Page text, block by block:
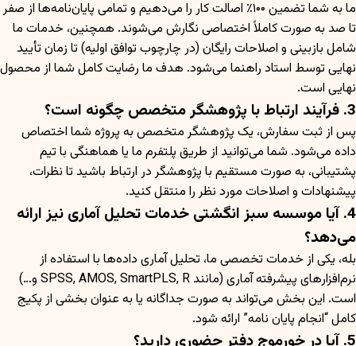
ما به شما تضمین ۱۰۰٪ اصالت کار را می‌دهیم و تمامی پایان‌نامه‌ها از صفر
تا صد به صورت کاملاً اختصاصی نگارش می‌شوند. همچنین، خدمات ما
شامل بازبینی و اصلاحات رایگان (در چارچوب توافق اولیه) تا زمان تأیید
نهایی توسط استاد راهنما می‌شود. هدف ما رضایت کامل شما از محصول
نهایی است.
3. فرآیند ارتباط با پژوهشگر متخصص چگونه است؟
پس از ثبت سفارش، یک پژوهشگر متخصص به پروژه شما اختصاص
داده می‌شود. شما می‌توانید از طریق پلتفرم ما یا هماهنگی با تیم
پشتیبانی، به صورت مستقیم با پژوهشگر در ارتباط باشید تا نظرات،
پیشنهادات و اصلاحات مورد نظر را منتقل کنید.
4. آیا موسسه سبز انگشتی خدمات تحلیل آماری نیز ارائه
می‌دهد؟
بله، یکی از خدمات تخصصی ما، تحلیل آماری داده‌ها با استفاده از
نرم‌افزارهای پیشرفته آماری (مانند SPSS, AMOS, SmartPLS, R و…)
است. این بخش می‌تواند به صورت جداگانه یا به عنوان بخشی از پکیج
کامل “انجام پایان نامه” ارائه شود.